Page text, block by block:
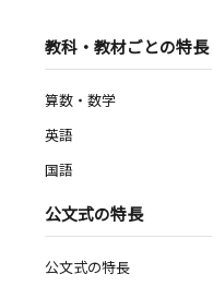
教科・教材ごとの特長
算数・数学
英語
国語
公文式の特長
公文式の特長